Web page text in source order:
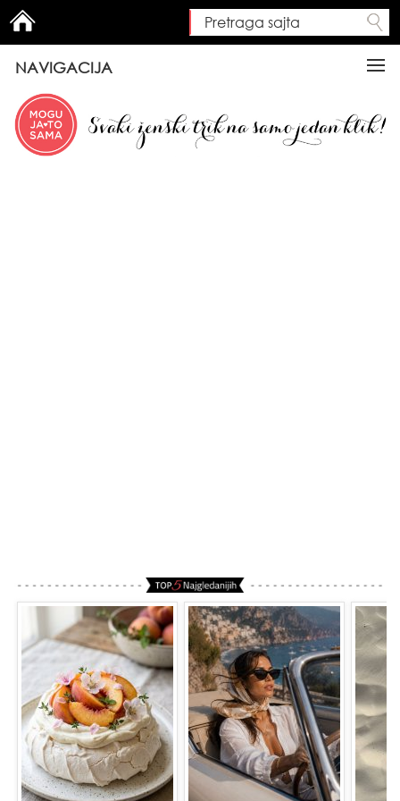
Search form
Pretraga sajta
NAVIGACIJA